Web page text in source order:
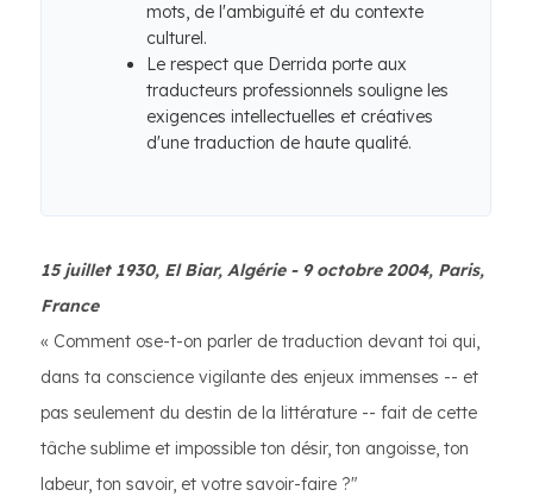
mots, de l'ambiguïté et du contexte
culturel.
Le respect que Derrida porte aux
traducteurs professionnels souligne les
exigences intellectuelles et créatives
d'une traduction de haute qualité.
15 juillet 1930, El Biar, Algérie - 9 octobre 2004, Paris,
France
« Comment ose-t-on parler de traduction devant toi qui,
dans ta conscience vigilante des enjeux immenses -- et
pas seulement du destin de la littérature -- fait de cette
tâche sublime et impossible ton désir, ton angoisse, ton
labeur, ton savoir, et votre savoir-faire ?"